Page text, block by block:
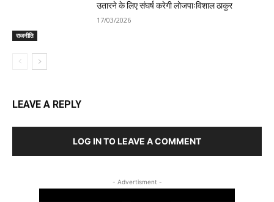
राजनीति
उतारने के लिए संघर्ष करेगी लोजपाःविशाल ठाकुर
17/03/2026
LEAVE A REPLY
LOG IN TO LEAVE A COMMENT
- Advertisment -